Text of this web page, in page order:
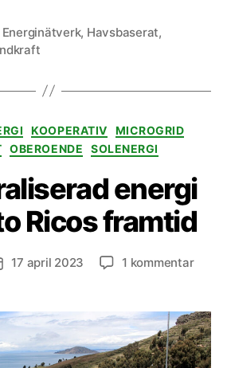
Energinätverk, Havsbaserat,
Kategorier
KOOPERATIV
MICROGRID
OBEROENDE SOLENERGI
energi
Ricos framtid
17 april 2023 1 kommentartill
är
Ricos